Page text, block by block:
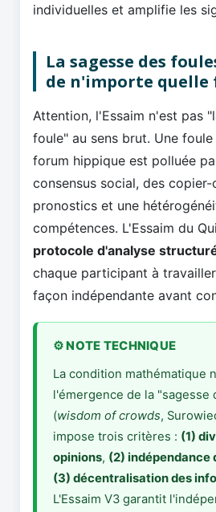
individuelles et amplifie les
La sagesse des
de n'importe quelle
Attention, l'Essaim n'est pas
foule" au sens brut. Une
forum hippique est polluée
consensus social, des
pronostics et une
compétences. L'Essaim du
protocole d'analyse
chaque participant à
façon indépendante avant
⚙️ NOTE TECHNIQUE
La condition mathématique
l'émergence de la "sagesse
(wisdom of crowds,
impose trois critères : (1)
opinions, (2) indépendance
(3) décentralisation des
L'Essaim V3 garantit